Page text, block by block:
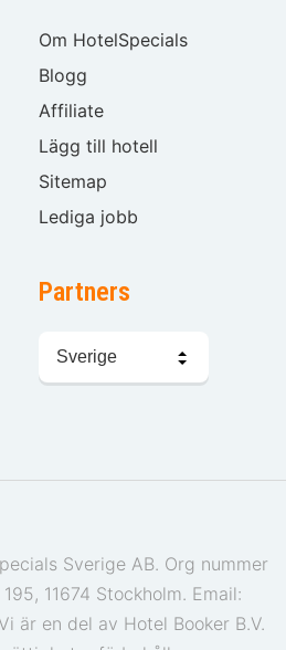
Om HotelSpecials
Blogg
Affiliate
Lägg till hotell
Sitemap
Lediga jobb
Partners
språk
Sverige AB. Org nummer
11674 Stockholm. Email:
är en del av Hotel Booker B.V.